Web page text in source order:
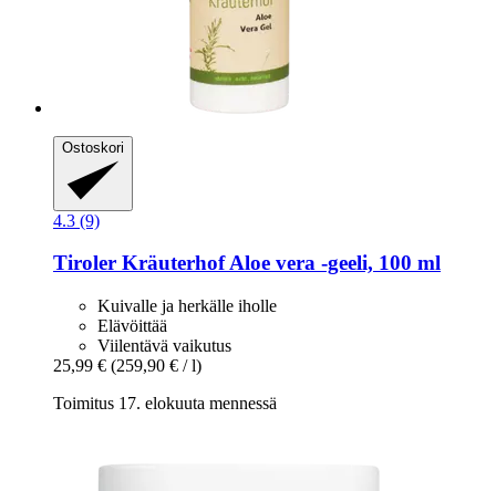
Ostoskori
4.3 (9)
Tiroler KräuterhofAloe vera -​geeli, 100 ml
Kuivalle ja herkälle iholle
Elävöittää
Viilentävä vaikutus
25,99 € (259,90 € / l)
Toimitus 17. elokuuta mennessä